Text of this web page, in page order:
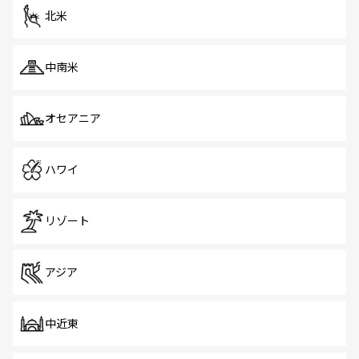
北米
中南米
オセアニア
ハワイ
リゾート
アジア
中近東